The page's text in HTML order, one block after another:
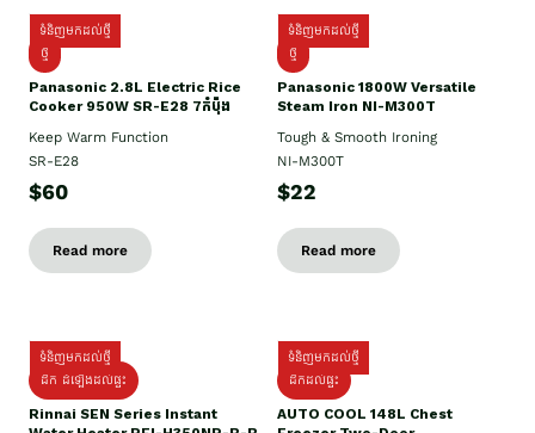
ទំនិញមកដល់ថ្មី
ថ្មី
Panasonic 2.8L Electric Rice
Cooker 950W SR-E28 7កំប៉ុង
Keep Warm Function
SR-E28
$60
Read more
ទំនិញមកដល់ថ្មី
ថ្មី
Panasonic 1800W Versatile
Steam Iron NI-M300T
Tough & Smooth Ironing
NI-M300T
$22
Read more
ទំនិញមកដល់ថ្មី
ដឹក ដំឡើងដល់ផ្ទះ
Rinnai SEN Series Instant
ទំនិញមកដល់ថ្មី
ដឹកដល់ផ្ទះ
AUTO COOL 148L Chest